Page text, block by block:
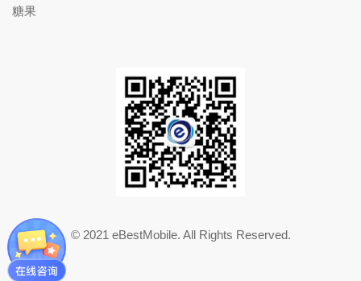
糖果
© 2021 eBestMobile. All Rights Reserved.